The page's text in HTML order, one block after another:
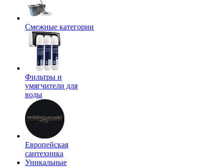
Смежные категории
Фильтры и
умягчители для
воды
Европейская
сантехника
Уникальные